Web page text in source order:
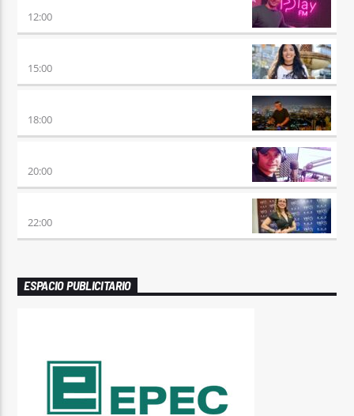
12:00
15:00
18:00
20:00
22:00
ESPACIO PUBLICITARIO